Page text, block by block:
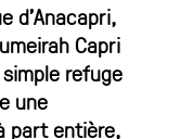
d’Anacapri,
Capri
refuge
une
part entière,